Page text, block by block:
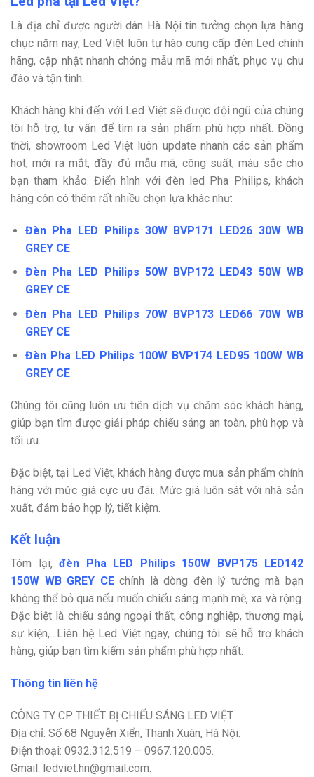
Là địa chỉ được người dân Hà Nội tin tưởng chọn lựa hàng
chục năm nay, Led Việt luôn tự hào cung cấp đèn Led chính
hãng, cập nhật nhanh chóng mẫu mã mới nhất, phục vụ chu
đáo và tận tình.
Khách hàng khi đến với Led Việt sẽ được đội ngũ của chúng
tôi hỗ trợ, tư vấn để tìm ra sản phẩm phù hợp nhất. Đồng
thời, showroom Led Việt luôn update nhanh các sản phẩm
hot, mới ra mắt, đầy đủ mẫu mã, công suất, màu sắc cho
bạn tham khảo. Điển hình với đèn led Pha Philips, khách
hàng còn có thêm rất nhiều chọn lựa khác như:
Đèn Pha LED Philips 30W BVP171 LED26 30W WB
GREY CE
Đèn Pha LED Philips 50W BVP172 LED43 50W WB
GREY CE
Đèn Pha LED Philips 70W BVP173 LED66 70W WB
GREY CE
Đèn Pha LED Philips 100W BVP174 LED95 100W WB
GREY CE
Chúng tôi cũng luôn ưu tiên dịch vụ chăm sóc khách hàng,
giúp bạn tìm được giải pháp chiếu sáng an toàn, phù hợp và
tối ưu.
Đặc biệt, tại Led Việt, khách hàng được mua sản phẩm chính
hãng với mức giá cực ưu đãi. Mức giá luôn sát với nhà sản
xuất, đảm bảo hợp lý, tiết kiệm.
Kết luận
Tóm lại, đèn Pha LED Philips 150W BVP175 LED142
150W WB GREY CEchính là dòng đèn lý tưởng mà bạn
không thể bỏ qua nếu muốn chiếu sáng mạnh mẽ, xa và rộng.
Đặc biệt là chiếu sáng ngoại thất, công nghiệp, thương mại,
sự kiện,…Liên hệ Led Việt ngay, chúng tôi sẽ hỗ trợ khách
hàng, giúp bạn tìm kiếm sản phẩm phù hợp nhất.
Thông tin liên hệ
CÔNG TY CP THIẾT BỊ CHIẾU SÁNG LED VIỆT
Địa chỉ: Số 68 Nguyễn Xiển, Thanh Xuân, Hà Nội.
Điện thoại: 0932.312.519 – 0967.120.005.
Gmail: ledviet.hn@gmail.com.